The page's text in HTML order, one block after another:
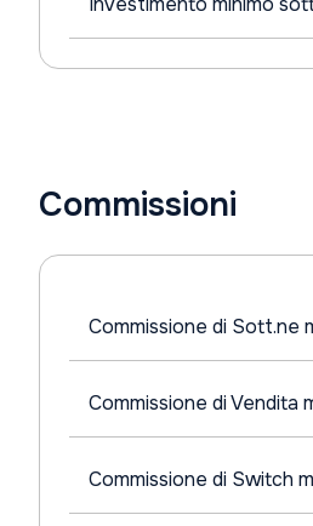
Commissioni
Commissione di Sott.ne
Commissione di Vendita
Commissione di Switch